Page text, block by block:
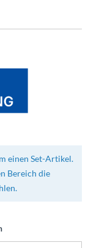
einen Set-Artikel.
Bereich die